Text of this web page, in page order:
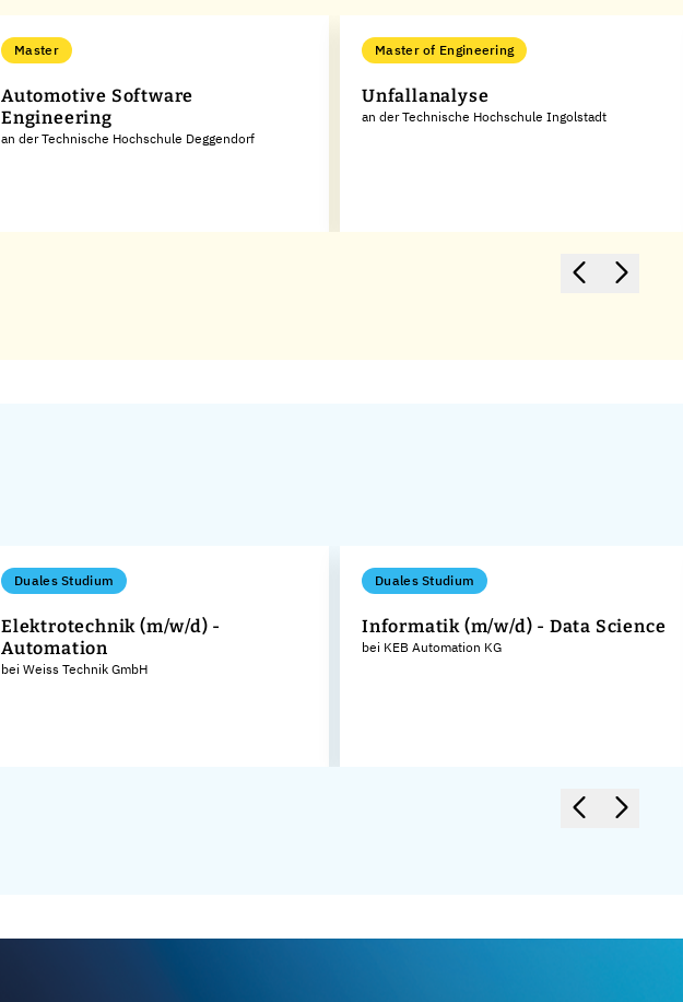
Master
Automotive Software
Engineering
an der Technische Hochschule Deggendorf
Master of Engineering
Unfallanalyse
an der Technische Hochschule Ingolstadt
Duales Studium
Elektrotechnik (m/w/d) -
Automation
bei Weiss Technik GmbH
Duales Studium
Informatik (m/w/d) - Data Science
bei KEB Automation KG